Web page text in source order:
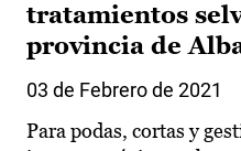
tratamientos
provincia de
03 de Febrero de 2021
Para podas, cortas y